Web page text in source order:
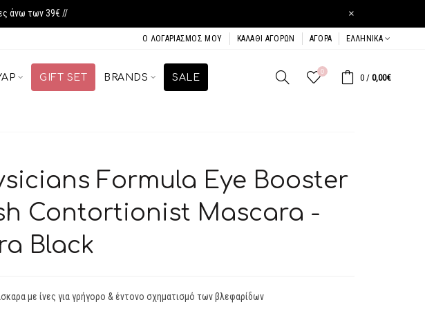
άνω των 39€ // ×
Ο ΛΟΓΑΡΙΑΣΜΌΣ ΜΟΥ ΚΑΛΆΘΙ ΑΓΟΡΏΝ ΑΓΟΡΆ ΕΛΛΗΝΙΚΆ
GIFT SET BRANDS SALE
0
0 / 0,00€
Formula Eye Booster
Contortionist Mascara -
Black
με ίνες για γρήγορο & έντονο σχηματισμό των βλεφαρίδων